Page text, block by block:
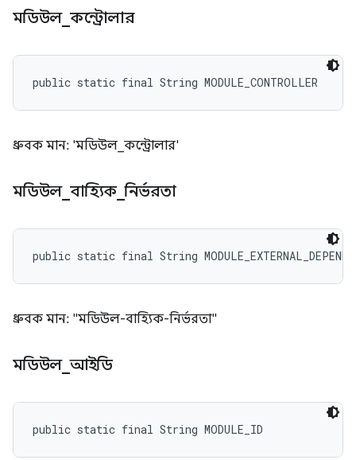
মডিউল_ কন্ট্রোলার
public static final String MODULE_CONTROLLER
ধ্রুবক মান: 'মডিউল_কন্ট্রোলার'
মডিউল_ বাহ্যিক _নির্ভরতা
public static final String
ধ্রুবক মান: "মডিউল-বাহ্যিক-নির্ভরতা"
মডিউল_আইডি
public static final String MODULE_ID